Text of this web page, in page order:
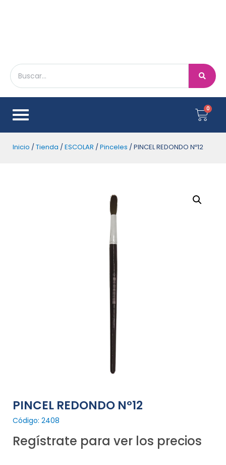
Inicio /Tienda /ESCOLAR /Pinceles / PINCEL REDONDO Nº12
PINCEL REDONDO Nº12
Código: 2408
Regístrate para ver los precios